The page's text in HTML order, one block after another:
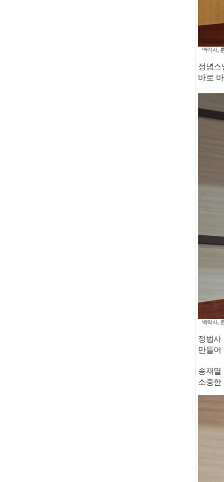
백락사,
정념스
바로
백락사,
정법사
만들어
송재열
소중한